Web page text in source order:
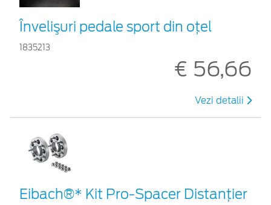
Învelişuri pedale sport din oţel
1835213
€ 56,66
Vezi detalii
Eibach®* Kit Pro-Spacer Distanțier